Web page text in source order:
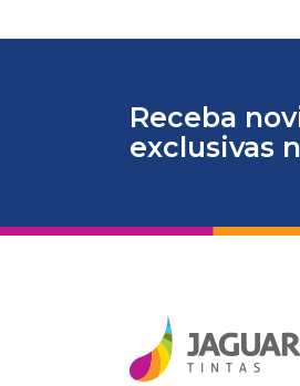
Receba
exclusivas